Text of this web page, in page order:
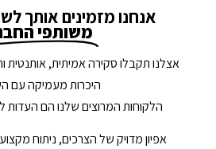
אנחנו מזמינים אותך
משותפי
אצלנו תקבלו סקירה אמיתית, אותנטית
היכרות מעמיקה עם
הלקוחות המרוצים שלנו הם העדות
אפיון מדויק של הצרכים, ניתוח